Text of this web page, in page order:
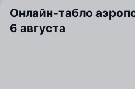
Онлайн-табло
6 августа